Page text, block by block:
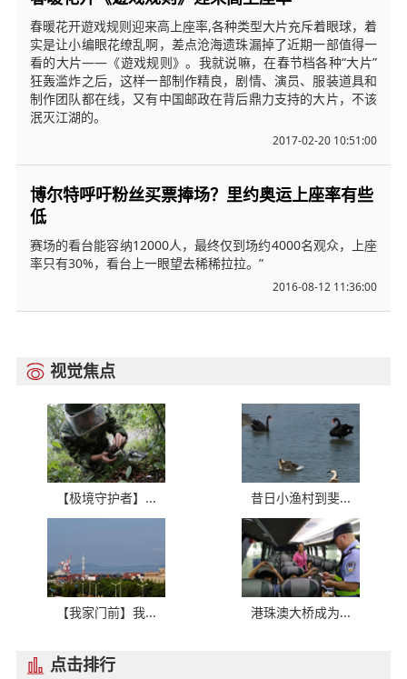
春暖花开遊戏规则迎来高上座率,各种类型大片充斥着眼球，着
实是让小编眼花缭乱啊，差点沧海遗珠漏掉了近期一部值得一
看的大片——《遊戏规则》。我就说嘛，在春节档各种“大片”
狂轰滥炸之后，这样一部制作精良，剧情、演员、服装道具和
制作团队都在线，又有中国邮政在背后鼎力支持的大片，不该
泯灭江湖的。
2017-02-20 10:51:00
博尔特呼吁粉丝买票捧场？里约奥运上座率有些
低
赛场的看台能容纳12000人，最终仅到场约4000名观众，上座
率只有30%，看台上一眼望去稀稀拉拉。”
2016-08-12 11:36:00
 视觉焦点
【极境守护者】... 昔日小渔村到斐...
【我家门前】我... 港珠澳大桥成为...
 点击排行